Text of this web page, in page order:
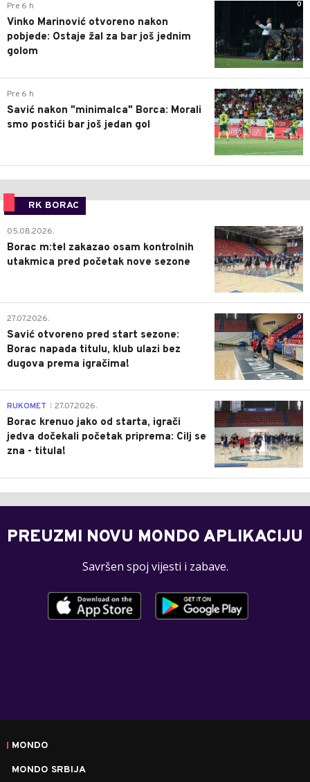
0
Pre 6 h
Vinko Marinović otvoreno nakon
pobjede: Ostaje žal za bar još jednim
golom
0
Pre 6 h
Savić nakon "minimalca" Borca: Morali
smo postići bar još jedan gol
RK BORAC
0
05.08.2026.
Borac m:tel zakazao osam kontrolnih
utakmica pred početak nove sezone
0
27.07.2026.
Savić otvoreno pred start sezone:
Borac napada titulu, klub ulazi bez
dugova prema igračima!
0
RUKOMET 27.07.2026.
Borac krenuo jako od starta, igrači
jedva dočekali početak priprema: Cilj se
zna - titula!
PREUZMI NOVU MONDO APLIKACIJU
Savršen spoj vijesti i zabave.
MONDO
MONDO SRBIJA